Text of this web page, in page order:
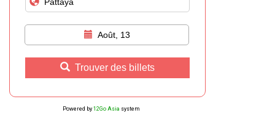
Août, 13
Trouver des billets
Powered by 12Go Asia system